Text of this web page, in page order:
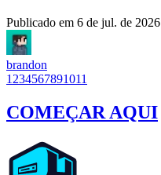
Publicado em 6 de jul. de 2026
brandon
1 234567891011
COMEÇAR AQUI